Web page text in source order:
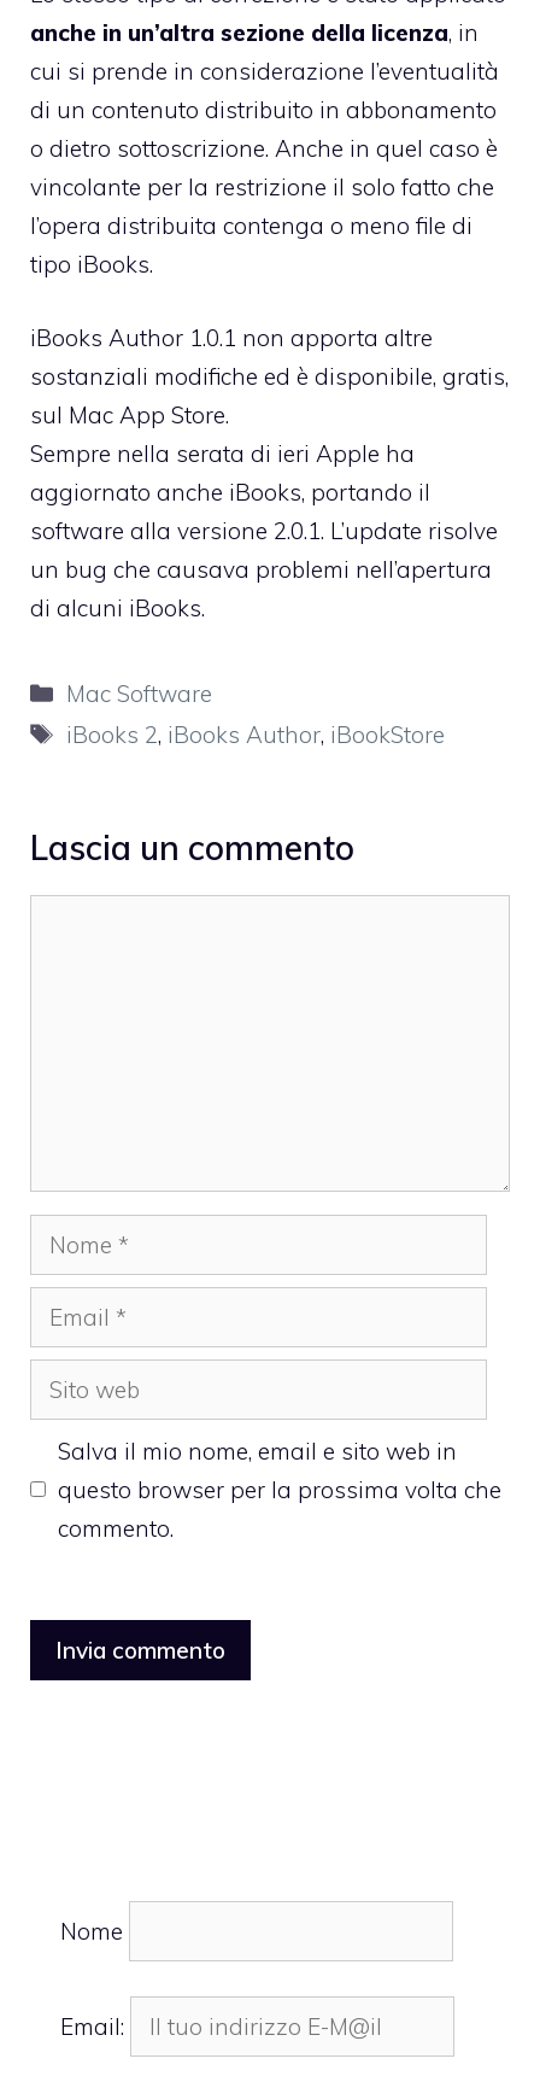
anche in un’altra sezione della licenza, in
cui si prende in considerazione l’eventualità
di un contenuto distribuito in abbonamento
o dietro sottoscrizione. Anche in quel caso è
vincolante per la restrizione il solo fatto che
l’opera distribuita contenga o meno file di
tipo iBooks.
iBooks Author 1.0.1 non apporta altre
sostanziali modifiche ed è disponibile, gratis,
sul Mac App Store.
Sempre nella serata di ieri Apple ha
aggiornato anche iBooks, portando il
software alla versione 2.0.1. L’update risolve
un bug che causava problemi nell’apertura
di alcuni iBooks.
Categorie
Mac Software
Tag
iBooks 2, iBooks Author, iBookStore
Lascia un commento
Nome
Email
Sito
web
Salva il mio nome, email e sito web in
questo browser per la prossima volta che
commento.
Nome
Email: